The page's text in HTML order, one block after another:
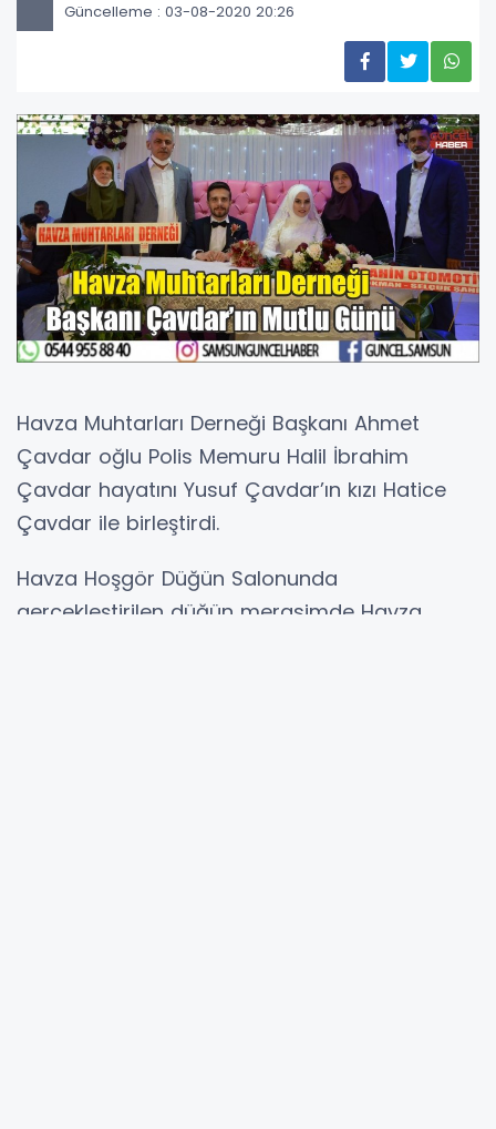
Güncelleme : 03-08-2020 20:26
Havza Muhtarları Derneği Başkanı Ahmet
Çavdar oğlu Polis Memuru Halil İbrahim
Çavdar hayatını Yusuf Çavdar’ın kızı Hatice
Çavdar ile birleştirdi.
Havza Hoşgör Düğün Salonunda
gerçekleştirilen düğün merasimde Havza